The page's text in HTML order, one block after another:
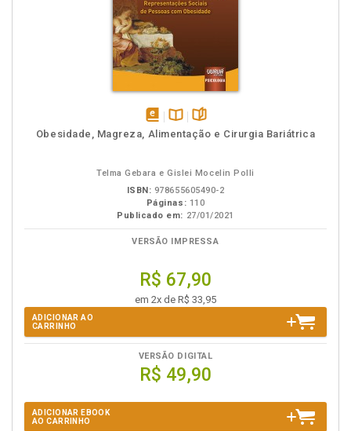
disponível
Disponível
páginas
Obesidade, Magreza, Alimentação e Cirurgia Bariátrica
Telma Gebara e Gislei Mocelin Polli
ISBN: 978655605490-2
Páginas: 110
Publicado em: 27/01/2021
VERSÃO IMPRESSA
R$ 67,90
em 2x de R$ 33,95
ADICIONAR AO
CARRINHO
VERSÃO DIGITAL
R$ 49,90
ADICIONAR EBOOK
AO CARRINHO